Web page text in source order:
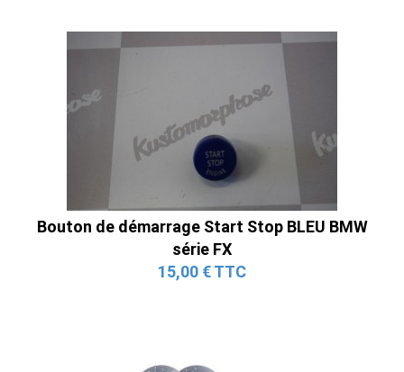
Bouton de démarrage Start Stop BLEU BMW
série FX
15,00 € TTC